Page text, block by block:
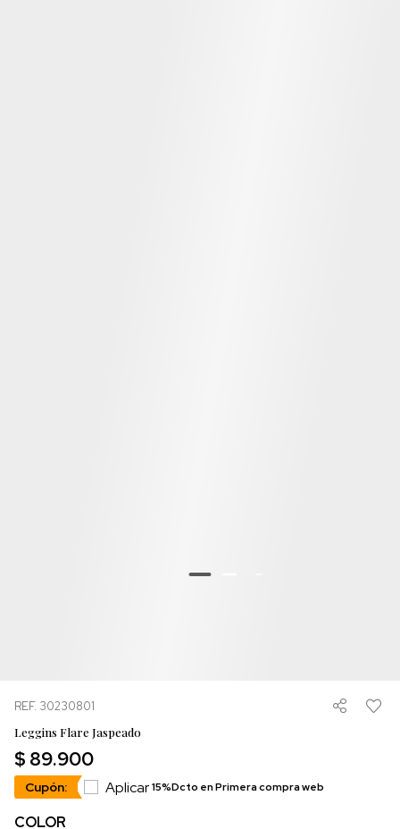
REF. 30230801
Leggins Flare Jaspeado
$ 89.900
Cupón: Aplicar15%Dcto en Primera compra web
COLOR